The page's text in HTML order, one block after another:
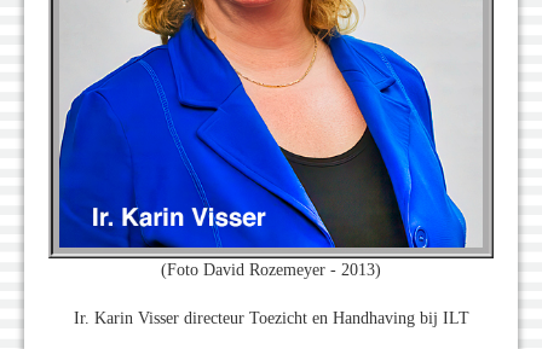
(Foto David Rozemeyer - 2013)
Ir. Karin Visser directeur Toezicht en Handhaving bij ILT